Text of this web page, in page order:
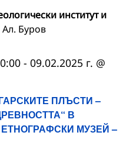
институт и
Ал. Буров
ПЛЪСТИ –
В
МУЗЕЙ –
- 09.02.2025 г. @